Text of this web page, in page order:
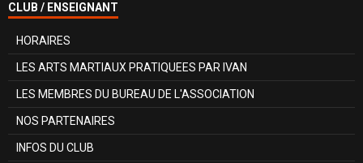
CLUB / ENSEIGNANT
HORAIRES
LES ARTS MARTIAUX PRATIQUEES PAR IVAN
LES MEMBRES DU BUREAU DE L'ASSOCIATION
NOS PARTENAIRES
INFOS DU CLUB